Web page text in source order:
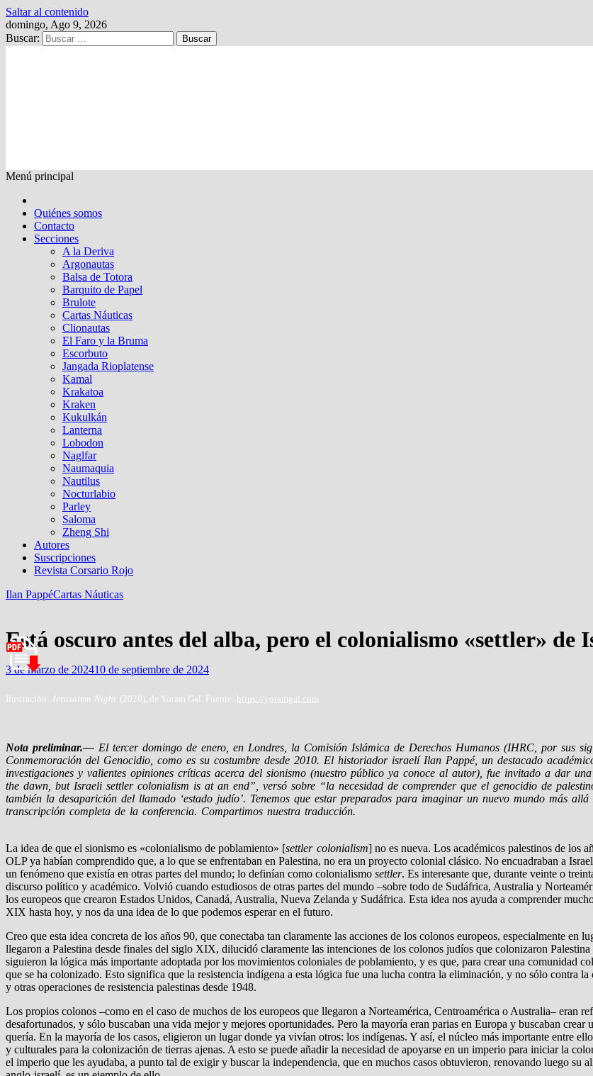
Saltar al contenido
domingo, Ago 9, 2026
Buscar:
Menú principal
Quiénes somos
Contacto
Secciones
A la Deriva
Argonautas
Balsa de Totora
Barquito de Papel
Brulote
Cartas Náuticas
Clionautas
El Faro y la Bruma
Escorbuto
Jangada Rioplatense
Kamal
Krakatoa
Kraken
Kukulkán
Lanterna
Lobodon
Naglfar
Naumaquia
Nautilus
Nocturlabio
Parley
Saloma
Zheng Shi
Autores
Suscripciones
Revista Corsario Rojo
Ilan PappéCartas Náuticas
Está oscuro antes del alba, pero el colonialismo «settler» de
3 de marzo de 202410 de septiembre de 2024
Ilustración: Jerusalem Night (2020), de Yoram Gal. Fuente: https://yoramgal.com
Nota preliminar.— El tercer domingo de enero, en Londres, la Comisión Islámica de Derechos Humanos (IHRC, por sus
Conmemoración del Genocidio, como es su costumbre desde 2010. El historiador israelí Ilan Pappé, un destacado
investigaciones y valientes opiniones críticas acerca del sionismo (nuestro público ya conoce al autor), fue invitado a dar
the dawn, but Israeli settler colonialism is at an end”, versó sobre “la necesidad de comprender que el genocidio de
también la desaparición del llamado ‘estado judío’. Tenemos que estar preparados para imaginar un nuevo mundo más
transcripción completa de la conferencia. Compartimos nuestra traducción.
La idea de que el sionismo es «colonialismo de poblamiento» [settler colonialism] no es nueva. Los académicos palestinos de los
OLP ya habían comprendido que, a lo que se enfrentaban en Palestina, no era un proyecto colonial clásico. No encuadraban a
un fenómeno que existía en otras partes del mundo; lo definían como colonialismo settler. Es interesante que, durante veinte o
discurso político y académico. Volvió cuando estudiosos de otras partes del mundo –sobre todo de Sudáfrica, Australia y
los europeos que crearon Estados Unidos, Canadá, Australia, Nueva Zelanda y Sudáfrica. Esta idea nos ayuda a comprender
XIX hasta hoy, y nos da una idea de lo que podemos esperar en el futuro.
Creo que esta idea concreta de los años 90, que conectaba tan claramente las acciones de los colonos europeos, especialmente
llegaron a Palestina desde finales del siglo XIX, dilucidó claramente las intenciones de los colonos judíos que colonizaron
siguieron la lógica más importante adoptada por los movimientos coloniales de poblamiento, y es que, para crear una comunidad
que se ha colonizado. Esto significa que la resistencia indígena a esta lógica fue una lucha contra la eliminación, y no sólo contra
y otras operaciones de resistencia palestinas desde 1948.
Los propios colonos –como en el caso de muchos de los europeos que llegaron a Norteamérica, Centroamérica o Australia– eran
desafortunados, y sólo buscaban una vida mejor y mejores oportunidades. Pero la mayoría eran parias en Europa y buscaban
quería. En la mayoría de los casos, eligieron un lugar donde ya vivían otros: los indígenas. Y así, el núcleo más importante entre
y culturales para la colonización de tierras ajenas. A esto se puede añadir la necesidad de apoyarse en un imperio para iniciar la
el imperio que les ayudaba, a punto tal de exigir y buscar la independencia, que en muchos casos obtuvieron, renovando luego